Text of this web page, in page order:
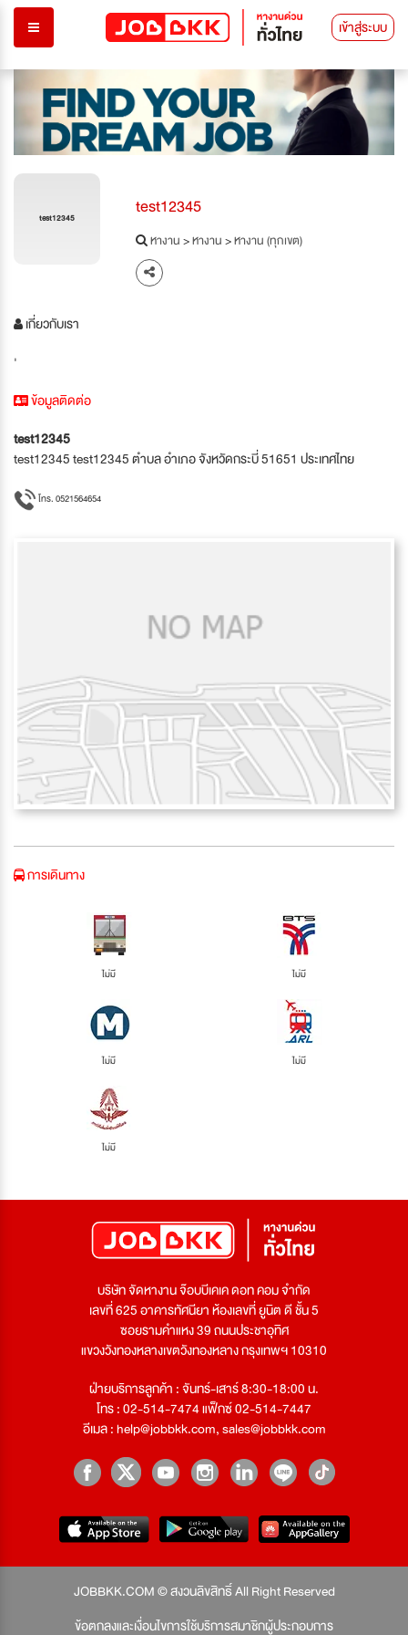
เข้าสู่ระบบ
test12345 test12345
หางาน>หางาน>หางาน (ทุกเขต)
เกี่ยวกับเรา
'
ข้อมูลติดต่อ
test12345
test12345 test12345 ตำบล อำเภอ จังหวัดกระบี่ 51651 ประเทศไทย
โทร. 0521564654
การเดินทาง
ไม่มี ไม่มี
ไม่มี ไม่มี
ไม่มี
บริษัท จัดหางาน จ๊อบบีเคเค ดอท คอม จำกัด
เลขที่ 625 อาคารทัศนียา ห้องเลขที่ ยูนิต ดี ชั้น 5
ซอยรามคำแหง 39 ถนนประชาอุทิศ
แขวงวังทองหลางเขตวังทองหลาง กรุงเทพฯ 10310
ฝ่ายบริการลูกค้า : จันทร์-เสาร์ 8:30-18:00 น.
โทร : 02-514-7474 แฟ็กซ์ 02-514-7447
อีเมล :help@jobbkk.com,sales@jobbkk.com
JOBBKK.COM © สงวนลิขสิทธิ์ All Right Reserved
ข้อตกลงและเงื่อนไขการใช้บริการสมาชิกผู้ประกอบการ